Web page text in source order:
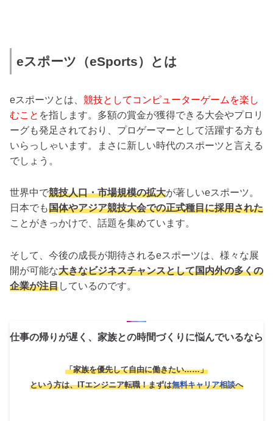
eスポーツ（eSports）とは
eスポーツとは、 競技としてコンピューターゲームを楽し
むこと を指します。多額の賞金が獲得できる大会やプロリ
ーグも発足されており、プロゲーマーとして活躍する方も
いらっしゃいます。まさに新しい時代のスポーツと言える
でしょう。
世界中で競技人口・市場規模の拡大が著しいeスポーツ。
日本でも国体やアジア競技大会での正式種目に採用された
ことがきっかけで、話題を集めています。
そして、今後の成長が期待されるeスポーツは、様々な展
開が可能な大きなビジネスチャンスとして国内外の多くの
企業が注目しているのです。
仕事の帰りが遅く、家族との時間づくりに悩んでいるなら
「家族を優先して自由に働きたい……」
という方は、ITエンジニア転職！まずは無料キャリア相談へ